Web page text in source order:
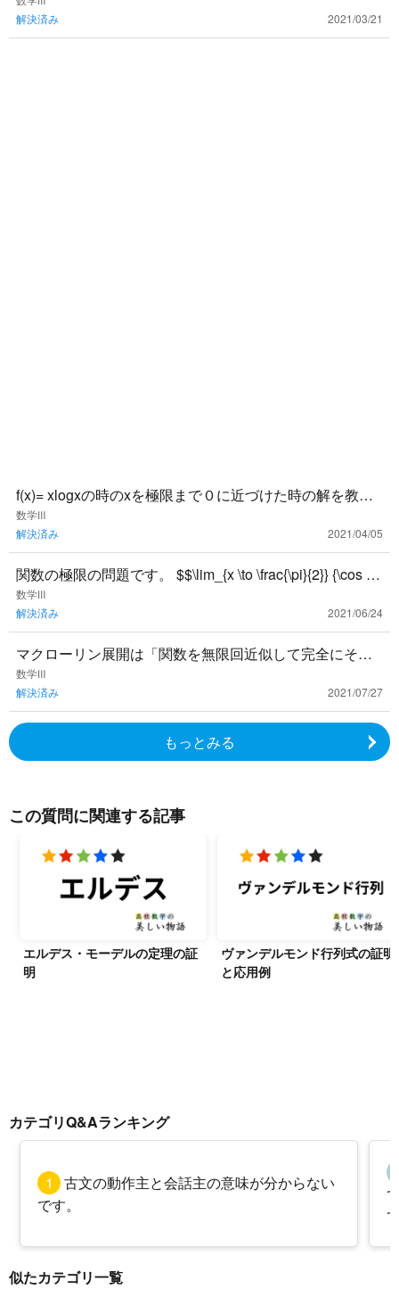
解決済み
2021/03/21
f(x)= xlogxの時のxを極限まで０に近づけた時の解を教え
てください！不定形の極限が分かりません。
数学Ⅲ
解決済み
2021/04/05
関数の極限の問題です。 $$\lim_{x \to \frac{\pi}{2}} {\cos 3
x}{\tan 5x}$
数学Ⅲ
解決済み
2021/06/24
マクローリン展開は「関数を無限回近似して完全にその
関数と一致するように係数をあわせる」という解釈で良
いのでしょうか？
数学Ⅲ
解決済み
2021/07/27
もっとみる
この質問に関連する記事
エルデス・モーデルの定理の証
明
ヴァンデルモンド行列式の証明
と応用例
カテゴリQ&Aランキング
1
古文の動作主と会話主の意味が分からない
です。
似たカテゴリ一覧